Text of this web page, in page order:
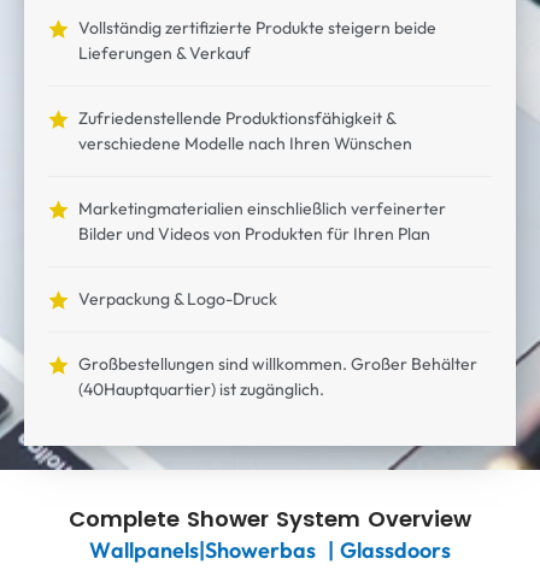
Vollständig zertifizierte Produkte steigern beide
Lieferungen & Verkauf
Zufriedenstellende Produktionsfähigkeit &
verschiedene Modelle nach Ihren Wünschen
Marketingmaterialien einschließlich verfeinerter
Bilder und Videos von Produkten für Ihren Plan
Verpackung & Logo-Druck
Großbestellungen sind willkommen. Großer Behälter
(40Hauptquartier) ist zugänglich.
Complete Shower System Overview
Wallpanels|Showerbase | Glassdoors